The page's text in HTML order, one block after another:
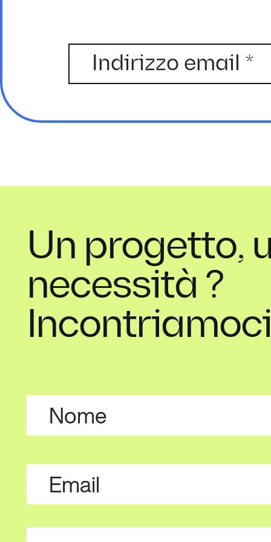
Un progetto,
necessità ?